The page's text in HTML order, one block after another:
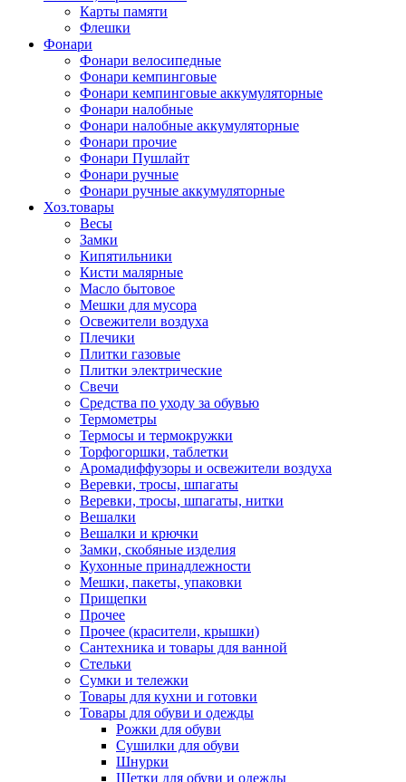
Карты памяти
Флешки
Фонари
Фонари велосипедные
Фонари кемпинговые
Фонари кемпинговые аккумуляторные
Фонари налобные
Фонари налобные аккумуляторные
Фонари прочие
Фонари Пушлайт
Фонари ручные
Фонари ручные аккумуляторные
Хоз.товары
Весы
Замки
Кипятильники
Кисти малярные
Масло бытовое
Мешки для мусора
Освежители воздуха
Плечики
Плитки газовые
Плитки электрические
Свечи
Средства по уходу за обувью
Термометры
Термосы и термокружки
Торфогоршки, таблетки
Аромадиффузоры и освежители воздуха
Веревки, тросы, шпагаты
Веревки, тросы, шпагаты, нитки
Вешалки
Вешалки и крючки
Замки, скобяные изделия
Кухонные принадлежности
Мешки, пакеты, упаковки
Прищепки
Прочее
Прочее (красители, крышки)
Сантехника и товары для ванной
Стельки
Сумки и тележки
Товары для кухни и готовки
Товары для обуви и одежды
Рожки для обуви
Сушилки для обуви
Шнурки
Щетки для обуви и одежды